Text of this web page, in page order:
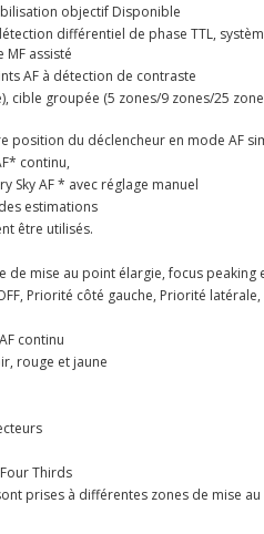
objectif Disponible
différentiel de phase TTL,
assisté
AF à détection de contraste
cible groupée (5 zones/9 zones/25
du déclencheur en mode AF
continu,
Sky AF * avec réglage manuel
estimations
être utilisés.
de mise au point élargie, focus
Priorité côté gauche, Priorité
continu
rouge et jaune
Thirds
prises à différentes zones de mise